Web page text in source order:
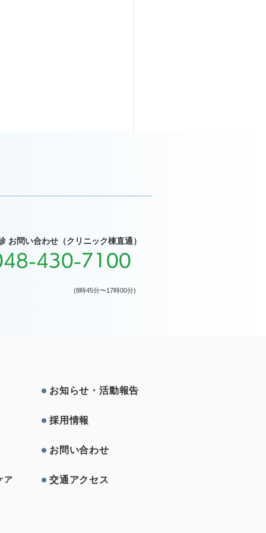
お問い合わせ（クリニック棟直通）
430-7100
(8時45分〜17時00分)
ア
お知らせ・活動報告
採⽤情報
お問い合わせ
交通アクセス